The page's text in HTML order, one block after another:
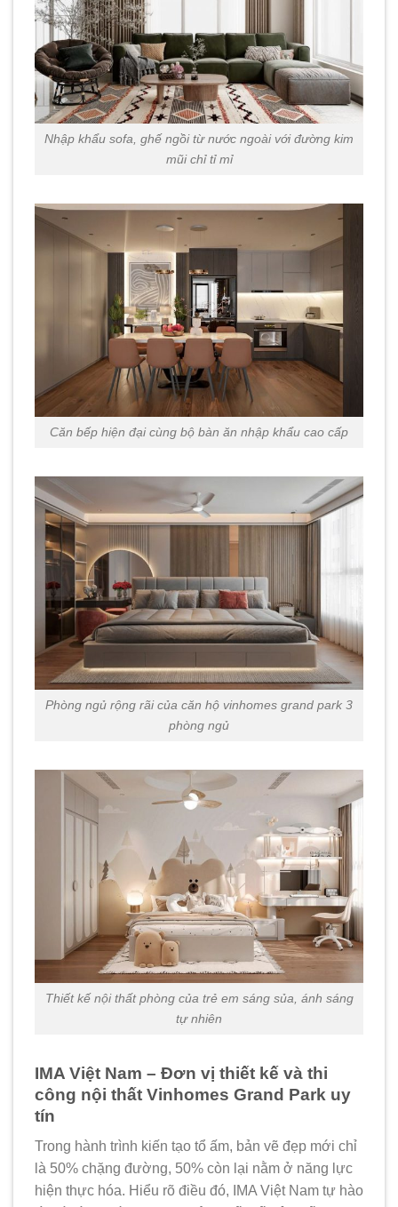
Nhập khẩu sofa, ghế ngồi từ nước ngoài với đường kim
mũi chỉ tỉ mỉ
Căn bếp hiện đại cùng bộ bàn ăn nhập khẩu cao cấp
Phòng ngủ rộng rãi của căn hộ vinhomes grand park 3
phòng ngủ
Thiết kế nội thất phòng của trẻ em sáng sủa, ánh sáng
tự nhiên
IMA Việt Nam – Đơn vị thiết kế và thi
công nội thất Vinhomes Grand Park uy
tín
Trong hành trình kiến tạo tổ ấm, bản vẽ đẹp mới chỉ
là 50% chặng đường, 50% còn lại nằm ở năng lực
hiện thực hóa. Hiểu rõ điều đó, IMA Việt Nam tự hào